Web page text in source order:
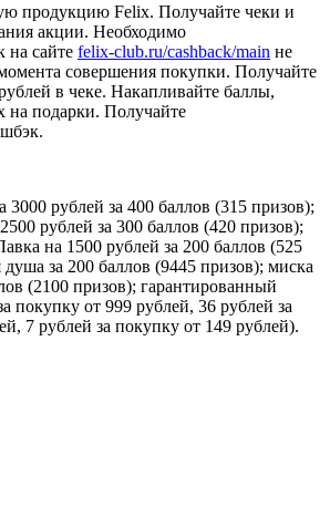
продукцию Felix. Получайте чеки и
акции. Необходимо
на сайте felix-club.ru/cashback/main не
совершения покупки. Получайте
в чеке. Накапливайте баллы,
на подарки. Получайте
3000 рублей за 400 баллов (315 призов);
рублей за 300 баллов (420 призов);
на 1500 рублей за 200 баллов (525
за 200 баллов (9445 призов); миска
(2100 призов); гарантированный
покупку от 999 рублей, 36 рублей за
7 рублей за покупку от 149 рублей).